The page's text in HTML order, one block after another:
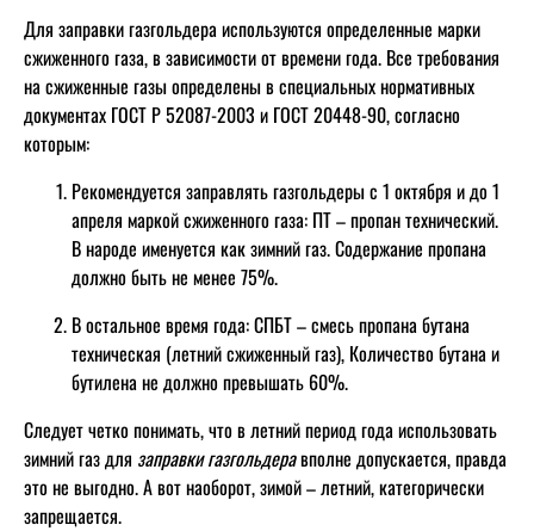
Для заправки газгольдера используются определенные марки
сжиженного газа, в зависимости от времени года. Все требования
на сжиженные газы определены в специальных нормативных
документах ГОСТ Р 52087-2003 и ГОСТ 20448-90, согласно
которым:
Рекомендуется заправлять газгольдеры с 1 октября и до 1
апреля маркой сжиженного газа: ПТ – пропан технический.
В народе именуется как зимний газ. Содержание пропана
должно быть не менее 75%.
В остальное время года: СПБТ – смесь пропана бутана
техническая (летний сжиженный газ), Количество бутана и
бутилена не должно превышать 60%.
Следует четко понимать, что в летний период года использовать
зимний газ для заправки газгольдеравполне допускается, правда
это не выгодно. А вот наоборот, зимой – летний, категорически
запрещается.